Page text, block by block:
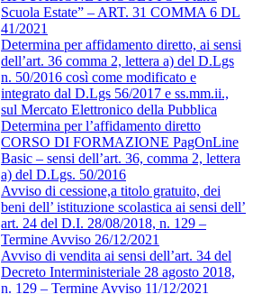
Scuola Estate” – ART. 31 COMMA 6 DL
41/2021
Determina per affidamento diretto, ai sensi
dell’art. 36 comma 2, lettera a) del D.Lgs
n. 50/2016 così come modificato e
integrato dal D.Lgs 56/2017 e ss.mm.ii.,
sul Mercato Elettronico della Pubblica
Determina per l’affidamento diretto
CORSO DI FORMAZIONE PagOnLine
Basic – sensi dell’art. 36, comma 2, lettera
a) del D.Lgs. 50/2016
Avviso di cessione,a titolo gratuito, dei
beni dell’ istituzione scolastica ai sensi dell’
art. 24 del D.I. 28/08/2018, n. 129 –
Termine Avviso 26/12/2021
Avviso di vendita ai sensi dell’art. 34 del
Decreto Interministeriale 28 agosto 2018,
n. 129 – Termine Avviso 11/12/2021